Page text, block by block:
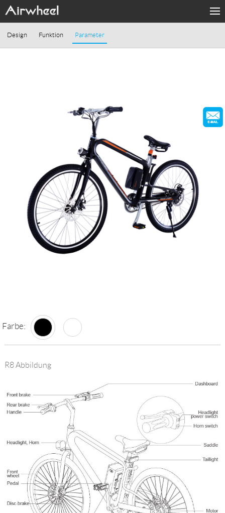
PRODUKTE
Language
Design Funktion Parameter
Farbe:
R8 Abbildung